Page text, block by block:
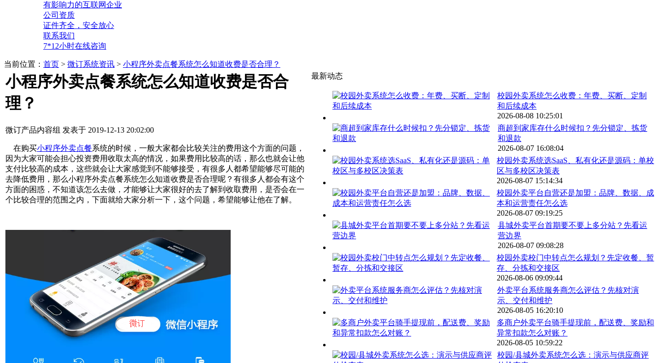
有影响力的互联网企业
公司资质
证件齐全，安全放心
联系我们
7*12小时在线咨询
当前位置： 首页 > 微订系统资讯 > 小程序外卖点餐系统怎么知道收费是否合理？
小程序外卖点餐系统怎么知道收费是否合
理？
微订产品内容组 发表于 2019-12-13 20:02:00
在购买小程序外卖点餐系统的时候，一般大家都会比较关注的费用这个方面的问题，
因为大家可能会担心投资费用收取太高的情况，如果费用比较高的话，那么也就会让他
支付比较高的成本，这些就会让大家感觉到不能够接受，有很多人都希望能够尽可能的
去降低费用，那么小程序外卖点餐系统怎么知道收费是否合理呢？有很多人都会有这个
方面的困惑，不知道该怎么去做，才能够让大家很好的去了解到收取费用，是否会在一
个比较合理的范围之内，下面就给大家分析一下，这个问题，希望能够让他在了解。
最新动态
校园外卖系统怎么收费：年费、买断、定制
和后续成本
2026-08-08 10:25:01
商超到家库存什么时候扣？先分锁定、拣货
和退款
2026-08-07 16:08:04
校园外卖系统选SaaS、私有化还是源码：单校
区与多校区决策表
2026-08-07 15:14:34
校园外卖平台自营还是加盟：品牌、数据、成
本和运营责任怎么选
2026-08-07 09:19:25
县城外卖平台首期要不要上多分站？先看运
营边界
2026-08-07 09:08:28
校园外卖校门中转点怎么规划？先定收餐、暂
存、分拣和交接区
2026-08-06 09:09:44
外卖平台系统服务商怎么评估？先核对演
示、交付和维护
2026-08-05 16:20:10
多商户外卖平台骑手提现前，配送费、奖励和
异常扣款怎么对账？
2026-08-05 10:59:22
校园/县城外卖系统怎么选：演示与供应商评